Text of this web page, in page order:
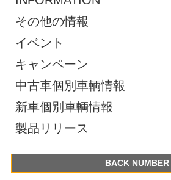
その他の情報
イベント
キャンペーン
中古車個別車輌情報
新車個別車輌情報
製品リリース
BACK NUMBER